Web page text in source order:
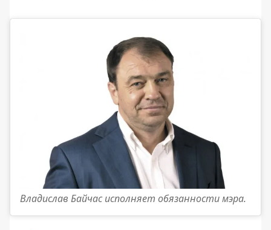
Владислав Байчас исполняет обязанности мэра.